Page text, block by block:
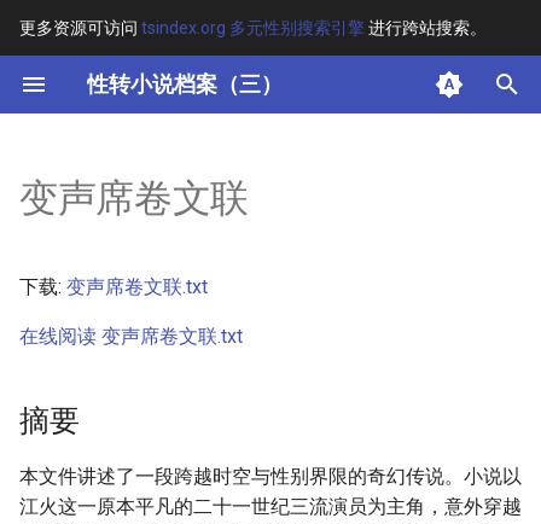
更多资源可访问 tsindex.org 多元性别搜索引擎进行跨站搜索。
性转小说档案（三）
键
开
搜
索
其他信息
正文
变声席卷文联
下载: 变声席卷文联.txt
在线阅读 变声席卷文联.txt
摘要
本文件讲述了一段跨越时空与性别界限的奇幻传说。小说以
江火这一原本平凡的二十一世纪三流演员为主角，意外穿越